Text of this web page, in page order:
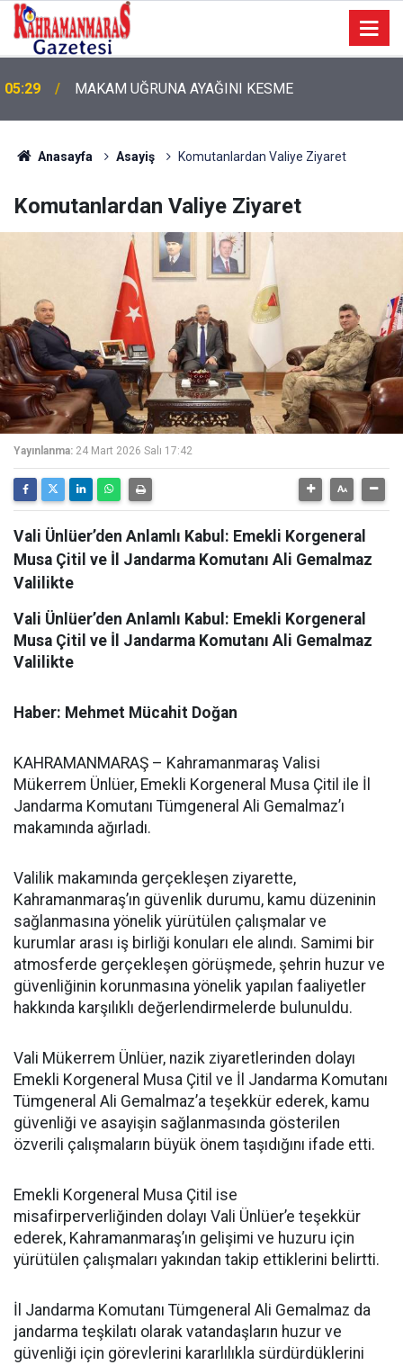
05:29 MAKAM UĞRUNA AYAĞINI KESME
Anasayfa Asayiş Komutanlardan Valiye Ziyaret
Komutanlardan Valiye Ziyaret
Yayınlanma: 24 Mart 2026 Salı 17:42
Vali Ünlüer’den Anlamlı Kabul: Emekli Korgeneral
Musa Çitil ve İl Jandarma Komutanı Ali Gemalmaz
Valilikte
Vali Ünlüer’den Anlamlı Kabul: Emekli Korgeneral
Musa Çitil ve İl Jandarma Komutanı Ali Gemalmaz
Valilikte
Haber: Mehmet Mücahit Doğan
KAHRAMANMARAŞ – Kahramanmaraş Valisi
Mükerrem Ünlüer, Emekli Korgeneral Musa Çitil ile İl
Jandarma Komutanı Tümgeneral Ali Gemalmaz’ı
makamında ağırladı.
Valilik makamında gerçekleşen ziyarette,
Kahramanmaraş’ın güvenlik durumu, kamu düzeninin
sağlanmasına yönelik yürütülen çalışmalar ve
kurumlar arası iş birliği konuları ele alındı. Samimi bir
atmosferde gerçekleşen görüşmede, şehrin huzur ve
güvenliğinin korunmasına yönelik yapılan faaliyetler
hakkında karşılıklı değerlendirmelerde bulunuldu.
Vali Mükerrem Ünlüer, nazik ziyaretlerinden dolayı
Emekli Korgeneral Musa Çitil ve İl Jandarma Komutanı
Tümgeneral Ali Gemalmaz’a teşekkür ederek, kamu
güvenliği ve asayişin sağlanmasında gösterilen
özverili çalışmaların büyük önem taşıdığını ifade etti.
Emekli Korgeneral Musa Çitil ise
misafirperverliğinden dolayı Vali Ünlüer’e teşekkür
ederek, Kahramanmaraş’ın gelişimi ve huzuru için
yürütülen çalışmaları yakından takip ettiklerini belirtti.
İl Jandarma Komutanı Tümgeneral Ali Gemalmaz da
jandarma teşkilatı olarak vatandaşların huzur ve
güvenliği için görevlerini kararlılıkla sürdürdüklerini